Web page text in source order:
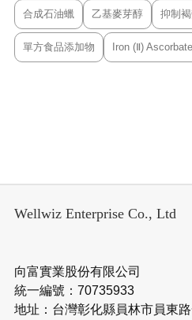
合成石油蠟 乙基麥芽醇 抑制
單方食品添加物 Iron (Ⅱ) Ascorbate
Wellwiz Enterprise Co., Ltd
向富實業股份有限公司
統一編號：70735933
地址：台灣彰化縣員林市員東